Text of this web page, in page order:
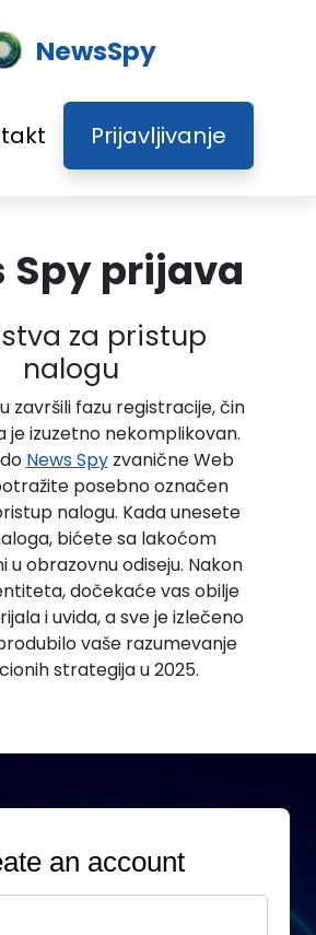
NewsSpy
Prijavljivanje
Spy prijava
za pristup
nalogu
završili fazu registracije, čin
je izuzetno nekomplikovan.
News Spyzvanične Web
posebno označen
nalogu. Kada unesete
bićete sa lakoćom
u obrazovnu odiseju. Nakon
dočekaće vas obilje
i uvida, a sve je izlečeno
vaše razumevanje
strategija u 2025.